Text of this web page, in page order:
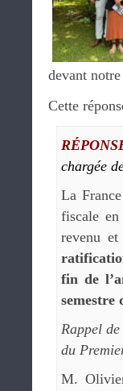
devant
Cette
chargée
La
fiscale
revenu
fin de
semestre
Rappel
du
M.